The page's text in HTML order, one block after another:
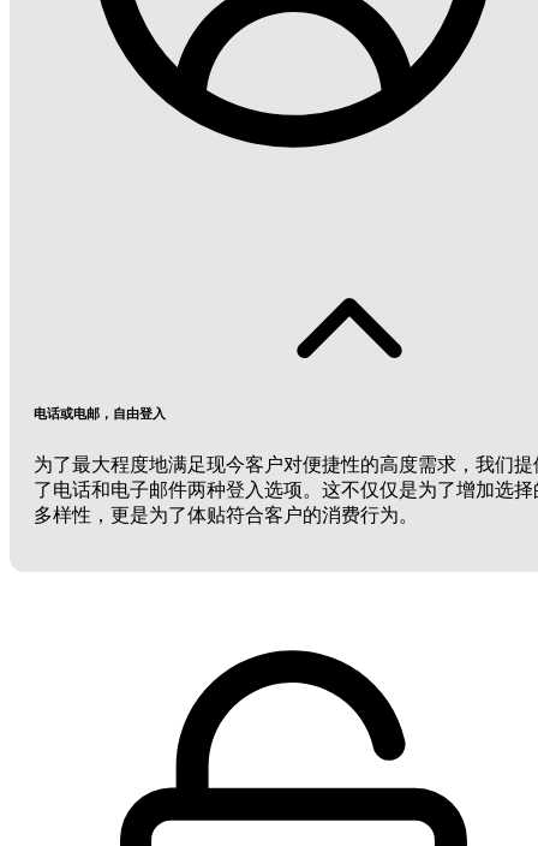
电话或电邮，自由登入
为了最大程度地满足现今客户对便捷性的高度需求，我们提
了电话和电子邮件两种登入选项。这不仅仅是为了增加选择
多样性，更是为了体贴符合客户的消费行为。